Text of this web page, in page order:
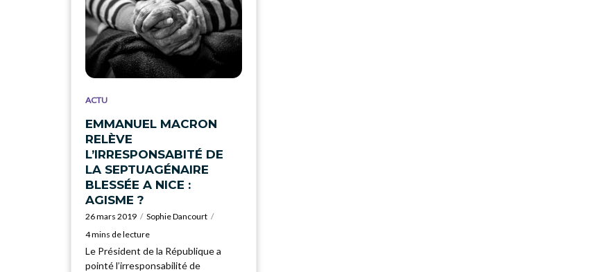
ACTU
EMMANUEL MACRON
RELÈVE
L’IRRESPONSABITÉ DE
LA SEPTUAGÉNAIRE
BLESSÉE A NICE :
AGISME ?
26 mars 2019
Sophie Dancourt
4 mins de lecture
Le Président de la République a
pointé l’irresponsabilité de